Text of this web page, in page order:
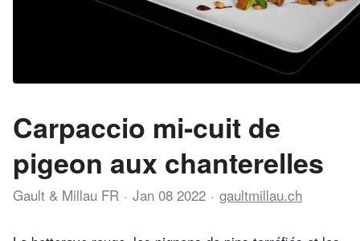
Carpaccio mi-cuit de
pigeon aux chanterelles
Gault & Millau FR Jan 08 2022 gaultmillau.ch